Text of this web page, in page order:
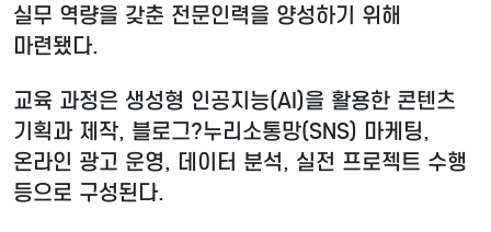
실무 역량을 갖춘 전문인력을 양성하기 위해
마련됐다.
교육 과정은 생성형 인공지능(AI)을 활용한 콘텐츠
기획과 제작, 블로그?누리소통망(SNS) 마케팅,
온라인 광고 운영, 데이터 분석, 실전 프로젝트 수행
등으로 구성된다.